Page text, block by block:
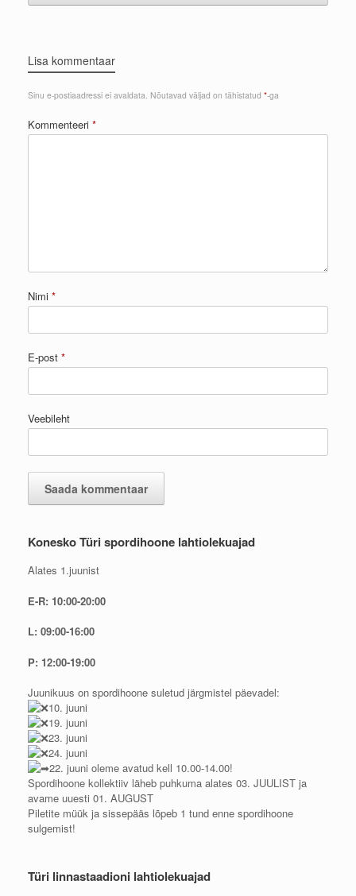
Lisa kommentaar
Sinu e-postiaadressi ei avaldata. Nõutavad väljad on tähistatud *-ga
Kommenteeri *
Nimi *
E-post *
Veebileht
Konesko Türi spordihoone lahtiolekuajad
Alates 1.juunist
E-R: 10:00-20:00
L: 09:00-16:00
P: 12:00-19:00
Juunikuus on spordihoone suletud järgmistel päevadel:
10. juuni
19. juuni
23. juuni
24. juuni
22. juuni oleme avatud kell 10.00-14.00!
Spordihoone kollektiiv läheb puhkuma alates 03. JUULIST ja
avame uuesti 01. AUGUST
Piletite müük ja sissepääs lõpeb 1 tund enne spordihoone
sulgemist!
Türi linnastaadioni lahtiolekuajad